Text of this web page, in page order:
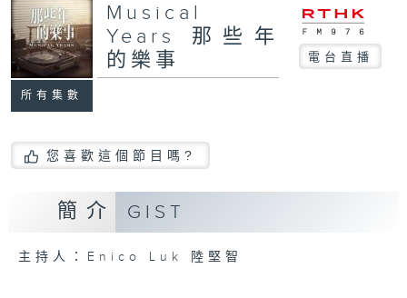
所有集數
Musical
Years 那些年
的樂事
電台直播
您喜歡這個節目嗎?
簡介 GIST
主持人：Enico Luk 陸堅智